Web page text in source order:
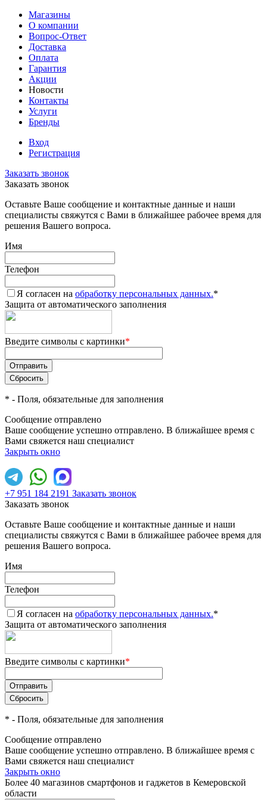
Магазины
О компании
Вопрос-Ответ
Доставка
Оплата
Гарантия
Акции
Новости
Контакты
Услуги
Бренды
Вход
Регистрация
Заказать звонок
Заказать звонок
Оставьте Ваше сообщение и контактные данные и наши
специалисты свяжутся с Вами в ближайшее рабочее время для
решения Вашего вопроса.
Имя
Телефон
Я согласен на обработку персональных данных.*
Защита от автоматического заполнения
Введите символы с картинки*
* - Поля, обязательные для заполнения
Сообщение отправлено
Ваше сообщение успешно отправлено. В ближайшее время с
Вами свяжется наш специалист
Закрыть окно
+7 951 184 2191 Заказать звонок
Заказать звонок
Оставьте Ваше сообщение и контактные данные и наши
специалисты свяжутся с Вами в ближайшее рабочее время для
решения Вашего вопроса.
Имя
Телефон
Я согласен на обработку персональных данных.*
Защита от автоматического заполнения
Введите символы с картинки*
* - Поля, обязательные для заполнения
Сообщение отправлено
Ваше сообщение успешно отправлено. В ближайшее время с
Вами свяжется наш специалист
Закрыть окно
Более 40 магазинов смартфонов и гаджетов в Кемеровской
области